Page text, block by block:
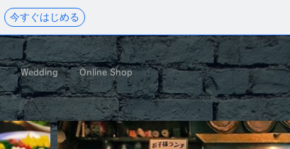
今すぐはじめる
Wedding Online Shop